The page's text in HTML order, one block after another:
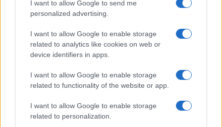
I want to allow Google to send me
personalized advertising.
I want to allow Google to enable storage
related to analytics like cookies on web or
device identifiers in apps.
I want to allow Google to enable storage
related to functionality of the website or app.
I want to allow Google to enable storage
related to personalization.
Privacy
Utilizziamo Mailchimp come piattaforma di
tue informazioni siano trasferite a Mailchimp per
l'elaborazione.Leggi qui l'informativa sulla privacy
di Mailchimp.
Potrai annullare l'iscrizione in qualsiasi momento
nostre e-mail.